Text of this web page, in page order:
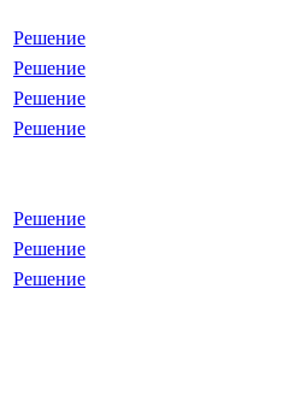
Решение
Решение
Решение
Решение
Решение
Решение
Решение